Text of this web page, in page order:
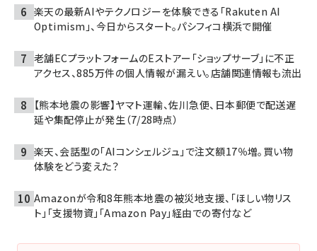
楽天の最新AIやテクノロジーを体験できる「Rakuten AI
Optimism」、今日からスタート。パシフィコ横浜で開催
老舗ECプラットフォームのEストアー「ショップサーブ」に不正
アクセス、885万件の個人情報が漏えい。店舗関連情報も流出
【熊本地震の影響】ヤマト運輸、佐川急便、日本郵便で配送遅
延や集配停止が発生（7/28時点）
楽天、会話型の「AIコンシェルジュ」で注文額17％増。買い物
体験をどう変えた？
Amazonが令和8年熊本地震の被災地支援、「ほしい物リス
ト」「支援物資」「Amazon Pay」経由での寄付など